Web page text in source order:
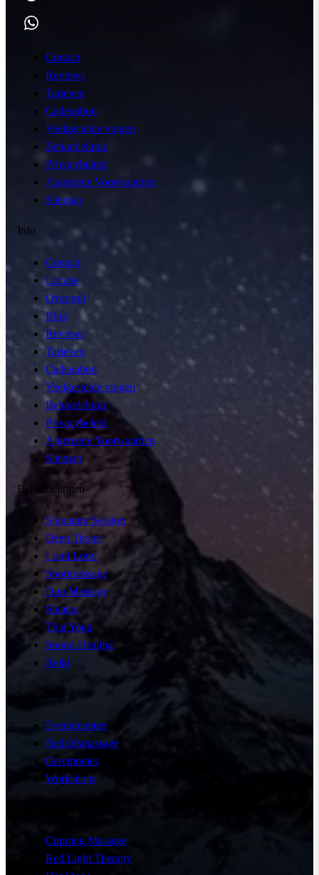
Contact
Reviews
Tarieven
Cadeaubon
Veelgestelde vragen
Behandelquiz
Privacybeleid
Algemene Voorwaarden
Sitemap
Info
Contact
Locatie
Over mij
Blog
Reviews
Tarieven
Cadeaubon
Veelgestelde vragen
Behandelquiz
Privacybeleid
Algemene Voorwaarden
Sitemap
Behandelingen
Signature Session
Deep Tissue
Lomi Lomi
Sportmassage
Duo Massage
Shiatsu
Thai Yoga
Sound Healing
Reiki
Specials
Evenementen
Bedrijfsmassage
Ceremonies
Workshops
Cupping Massage
Red Light Therapy